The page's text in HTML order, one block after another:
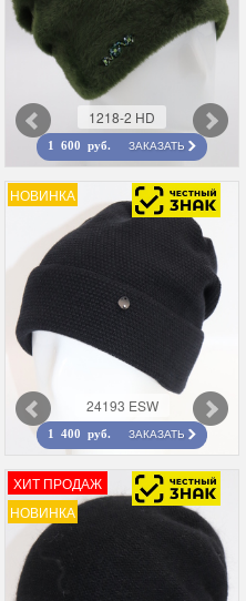
1218-2 HD
1 600 руб. ЗАКАЗАТЬ
НОВИНКА
24193 ESW
1 400 руб. ЗАКАЗАТЬ
ХИТ ПРОДАЖ
НОВИНКА